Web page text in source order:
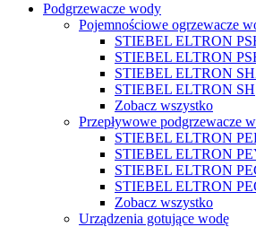
Podgrzewacze wody
Pojemnościowe ogrzewacze
STIEBEL ELTRON
STIEBEL ELTRON
STIEBEL ELTRON
STIEBEL ELTRON SH
Zobacz wszystko
Przepływowe podgrzewacze
STIEBEL ELTRON
STIEBEL ELTRON
STIEBEL ELTRON
STIEBEL ELTRON
Zobacz wszystko
Urządzenia gotujące wodę